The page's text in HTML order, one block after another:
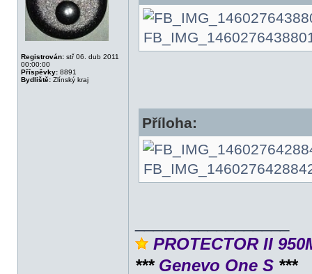
Registrován: stř 06. dub 2011
00:00:00
Příspěvky: 8891
Bydliště: Zlínský kraj
Příloha:
PROTECTOR II
***Genevo One S ***